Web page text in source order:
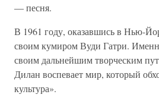
— песня.
В 1961 году, оказавшись в Нью-
своим кумиром Вуди Гатри.
своим дальнейшим творческим
Дилан воспевает мир, который
культура».